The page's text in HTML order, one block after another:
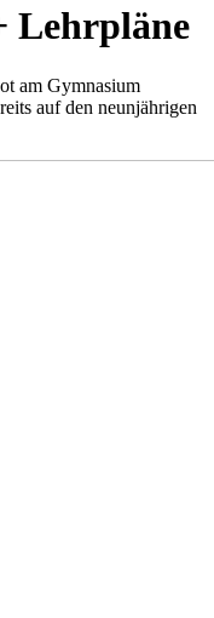
Lehrpläne
am Gymnasium
auf den neunjährigen